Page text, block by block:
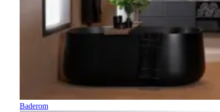
Baderom